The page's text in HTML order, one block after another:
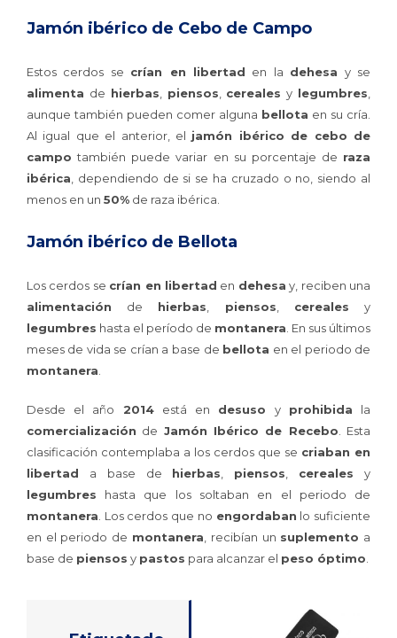
Jamón ibérico de Cebo de Campo
Estos cerdos se crían en libertad en la dehesa y se
alimenta de hierbas piensos cereales y legumbres
aunque también pueden comer alguna bellota en su cría.
Al igual que el anterior, el jamón ibérico de cebo de
campo también puede variar en su porcentaje de raza
ibérica , dependiendo de si se ha cruzado o no, siendo al
menos en un 50%de raza ibérica.
Jamón ibérico de Bellota
Los cerdos se crían en libertad en dehesa y, reciben una
alimentación de hierbas piensos cereales y
legumbres hasta el período de montanera . En sus últimos
meses de vida se crían a base de bellota en el periodo de
montanera
Desde el año 2014está en desuso y prohibida la
comercialización de Jamón Ibérico de Recebo . Esta
clasificación contemplaba a los cerdos que se criaban en
libertad a base de hierbas piensos cereales y
legumbres hasta que los soltaban en el periodo de
montanera . Los cerdos que no engordaban lo suficiente
en el periodo de montanera , recibían un suplemento a
base de piensos y pastos para alcanzar el peso óptimo